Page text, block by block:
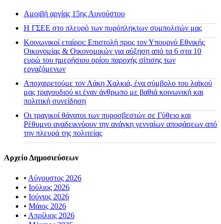
Αμοιβή αργίας 15ης Αυγούστου
H ΓΣΕΕ στο πλευρό των πυρόπληκτων συμπολιτών μας
Κοινωνικοί εταίροι: Επιστολή προς τον Υπουργό Εθνικής
Οικονομίας & Οικονομικών για αύξηση από τα 6 στα 10
ευρώ του ημερήσιου ορίου παροχής σίτισης των
εργαζόμενων
Αποχαιρετούμε τον Λάκη Χαλκιά, ένα σύμβολο του λαϊκού
μας τραγουδιού κι έναν άνθρωπο με βαθιά κοινωνική και
πολιτική συνείδηση
Οι τραγικοί θάνατοι των πυροσβεστών σε Γύθειο και
Ρέθυμνο αναδεικνύουν την ανάγκη γενναίων αποφάσεων από
την πλευρά της πολιτείας
Αρχείο Δημοσιεύσεων
• Αύγουστος 2026
• Ιούλιος 2026
• Ιούνιος 2026
• Μάιος 2026
• Απρίλιος 2026